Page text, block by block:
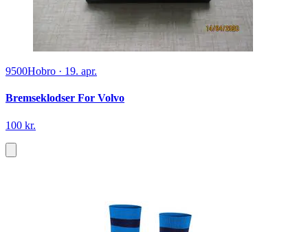
9500Hobro · 19. apr.
Bremseklodser For Volvo
100 kr.